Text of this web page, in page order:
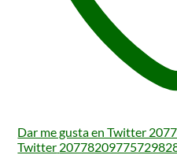
Dar me gusta en Twitter
Twitter